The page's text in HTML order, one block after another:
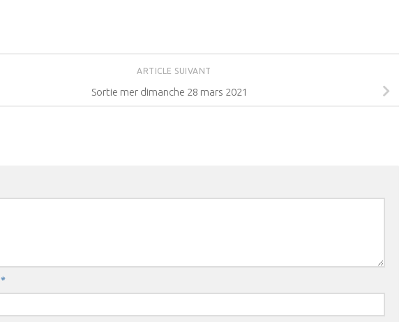
ARTICLE SUIVANT
Sortie mer dimanche 28 mars 2021
*